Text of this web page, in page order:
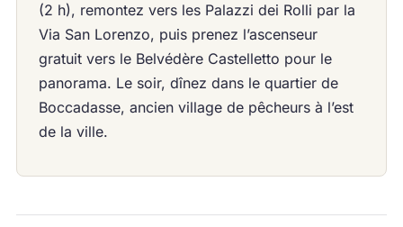
(2 h), remontez vers les Palazzi dei Rolli par la
Via San Lorenzo, puis prenez l’ascenseur
gratuit vers le Belvédère Castelletto pour le
panorama. Le soir, dînez dans le quartier de
Boccadasse, ancien village de pêcheurs à l’est
de la ville.